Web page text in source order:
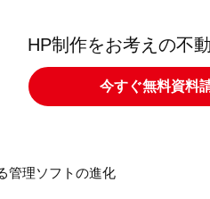
HP制作をお考えの不
今すぐ無料資料
管理ソフトの進化